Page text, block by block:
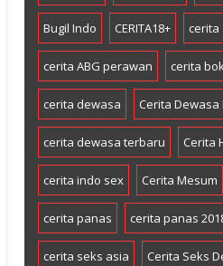
Bugil Indo CERITA18+ cerita
cerita ABG perawan cerita
cerita dewasa Cerita Dewasa
cerita dewasa terbaru Cerita
cerita indo sex Cerita Mesum
cerita panas cerita panas
cerita seks asia Cerita Seks